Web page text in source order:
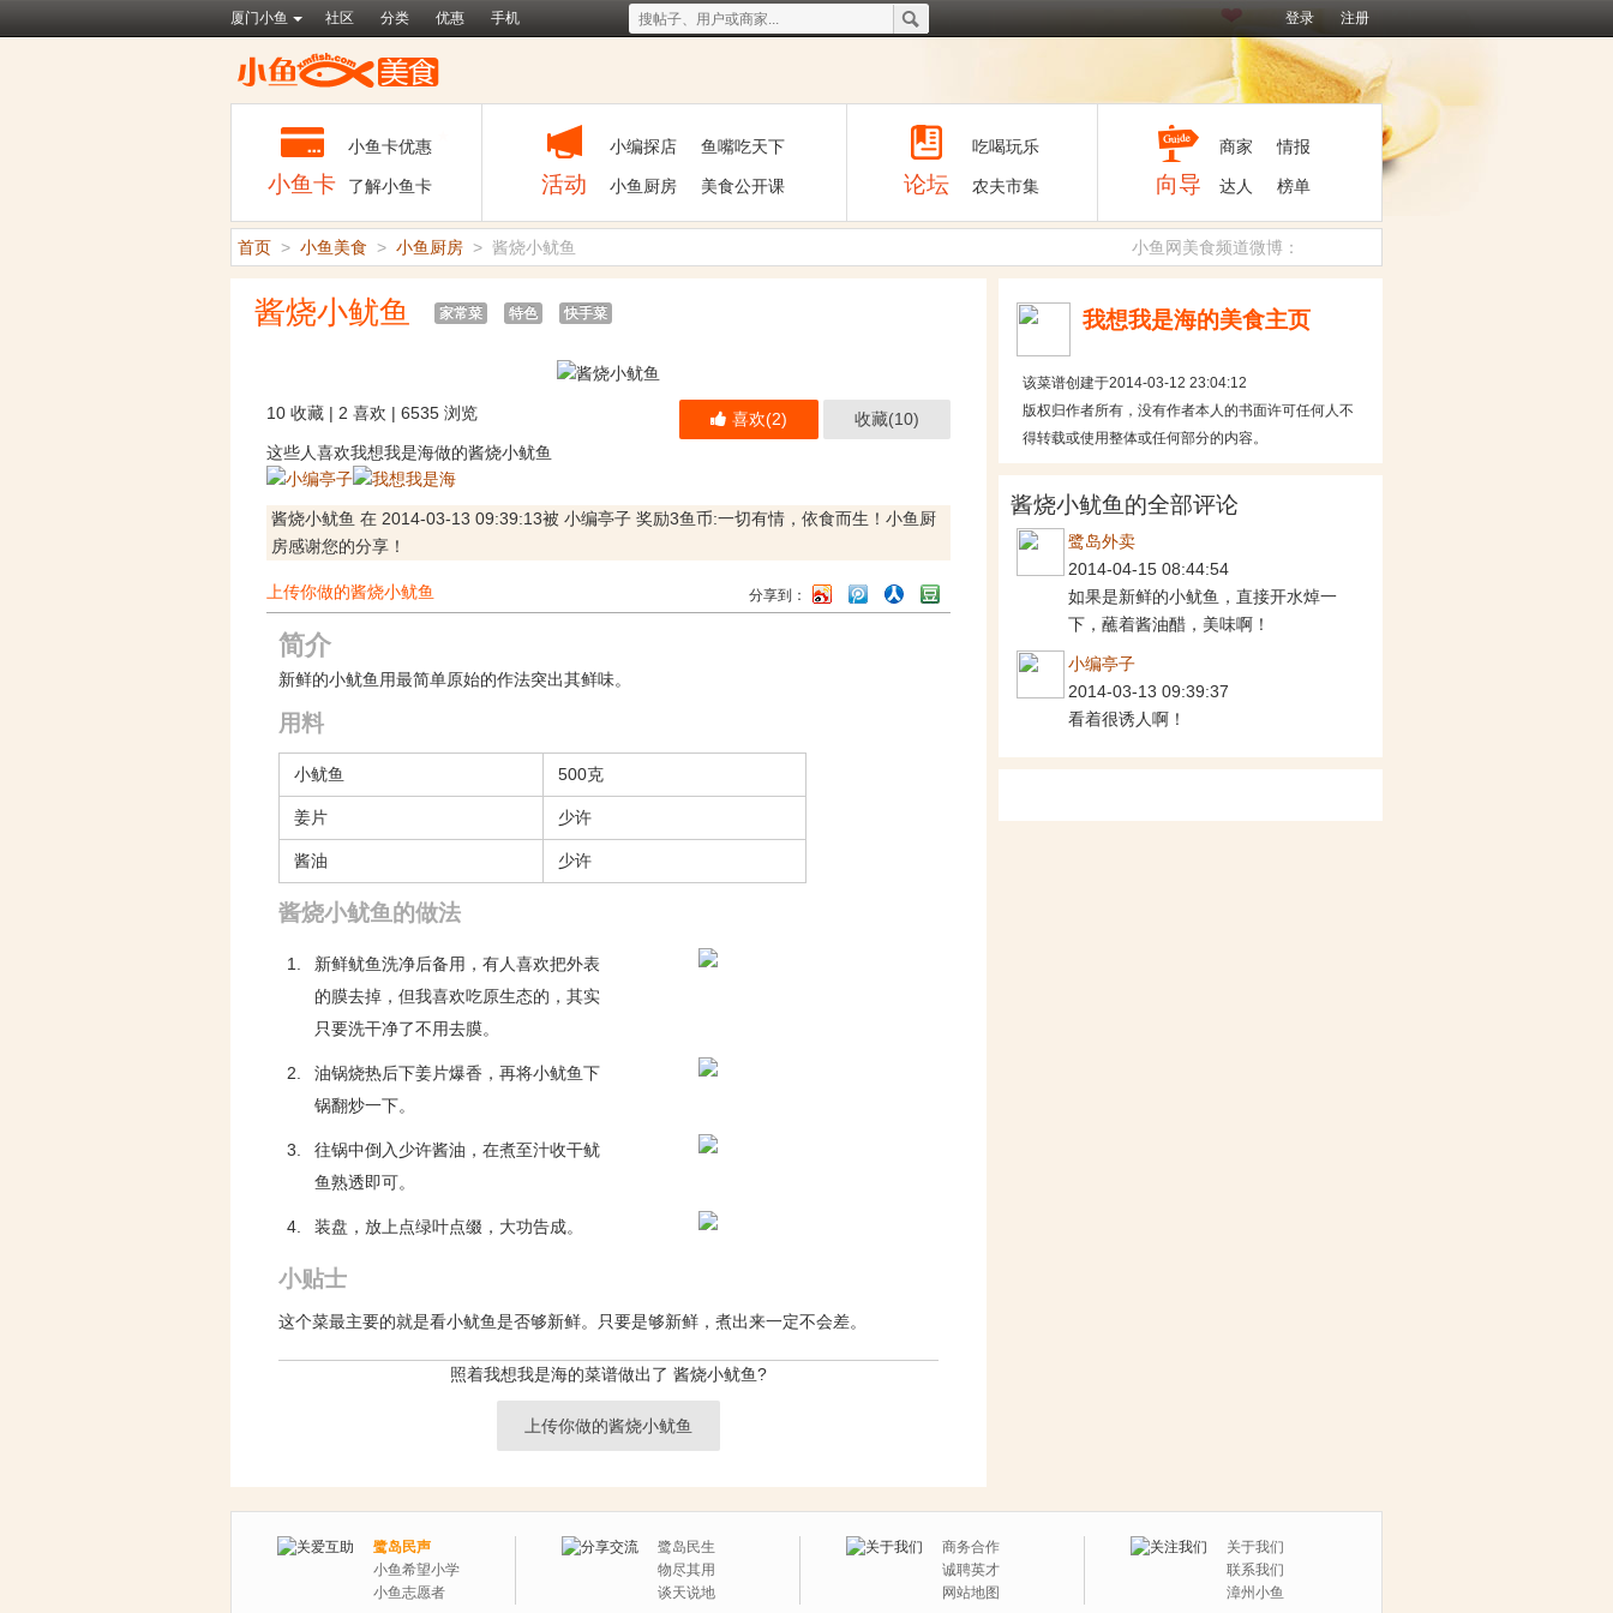
厦门小鱼 社区 分类 优惠 手机 登录 注册
小鱼卡
小鱼卡优惠
了解小鱼卡 活动
小编探店
小鱼厨房
鱼嘴吃天下
美食公开课 论坛
吃喝玩乐
农夫市集 向导
商家
达人
情报
榜单
首页 > 小鱼美食 > 小鱼厨房 > 酱烧小鱿鱼 小鱼网美食频道微博：
酱烧小鱿鱼 家常菜 特色 快手菜
10 收藏 | 2 喜欢 | 6535 浏览 喜欢(2) 收藏(10)
这些人喜欢我想我是海做的酱烧小鱿鱼
酱烧小鱿鱼 在 2014-03-13 09:39:13被 小编亭子 奖励3鱼币:一切有情，依食而生！小鱼厨
房感谢您的分享！
上传你做的酱烧小鱿鱼 分享到：
简介
新鲜的小鱿鱼用最简单原始的作法突出其鲜味。
用料
小鱿鱼 500克
姜片 少许
酱油 少许
酱烧小鱿鱼的做法
1.
新鲜鱿鱼洗净后备用，有人喜欢把外表
的膜去掉，但我喜欢吃原生态的，其实
只要洗干净了不用去膜。
2.
油锅烧热后下姜片爆香，再将小鱿鱼下
锅翻炒一下。
3.
往锅中倒入少许酱油，在煮至汁收干鱿
鱼熟透即可。
4. 装盘，放上点绿叶点缀，大功告成。
小贴士
这个菜最主要的就是看小鱿鱼是否够新鲜。只要是够新鲜，煮出来一定不会差。
照着我想我是海的菜谱做出了 酱烧小鱿鱼?
上传你做的酱烧小鱿鱼
我想我是海的美食主页
该菜谱创建于2014-03-12 23:04:12
版权归作者所有，没有作者本人的书面许可任何人不
得转载或使用整体或任何部分的内容。
酱烧小鱿鱼的全部评论
鹭岛外卖
2014-04-15 08:44:54
如果是新鲜的小鱿鱼，直接开水焯一
下，蘸着酱油醋，美味啊！
小编亭子
2014-03-13 09:39:37
看着很诱人啊！
鹭岛民声
小鱼希望小学
小鱼志愿者
鹭岛民生
物尽其用
谈天说地
商务合作
诚聘英才
网站地图
关于我们
联系我们
漳州小鱼